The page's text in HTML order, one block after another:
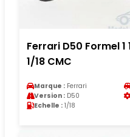
Ferrari D50 Formel 1
1/18 CMC
Marque : Ferrari
Version : D50
Echelle : 1/18